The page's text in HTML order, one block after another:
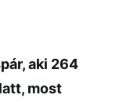
aki 264
most